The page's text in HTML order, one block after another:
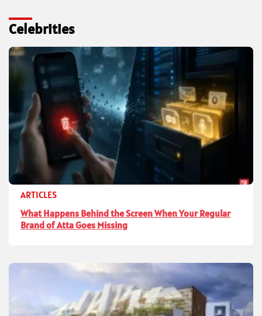
Celebrities
ARTICLES
What Happens Behind the Screen When Your Regular
Brand of Atta Goes Missing